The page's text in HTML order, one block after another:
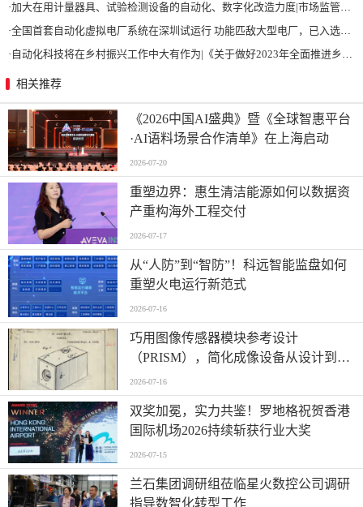
·加大在用计量器具、试验检测设备的自动化、数字化改造力度|市场监管总局 工业和信息化部 关于促进企业计量能力提升的指导意见
·全国首套自动化虚拟电厂系统在深圳试运行 功能匹敌大型电厂，已入选国际典型案例
· 自动化科技将在乡村振兴工作中大有作为|《关于做好2023年全面推进乡村振兴重点工作的意见》发布
相关推荐
《2026中国AI盛典》暨《全球智惠平台
·AI语料场景合作清单》在上海启动
2026-07-20
重塑边界：惠生清洁能源如何以数据资
产重构海外工程交付
2026-07-17
从“人防”到“智防”！科远智能监盘如何
重塑火电运行新范式
2026-07-16
巧用图像传感器模块参考设计
（PRISM），简化成像设备从设计到制
造的全流程
2026-07-16
双奖加冕，实力共鉴！罗地格祝贺香港
国际机场2026持续斩获行业大奖
2026-07-15
兰石集团调研组莅临星火数控公司调研
指导数智化转型工作